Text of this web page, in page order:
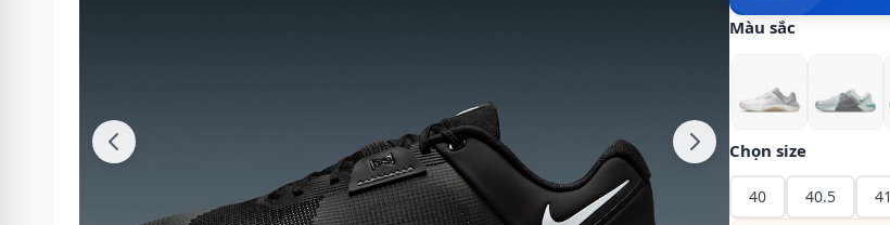
Màu sắc
Chọn size
40 40.5 41